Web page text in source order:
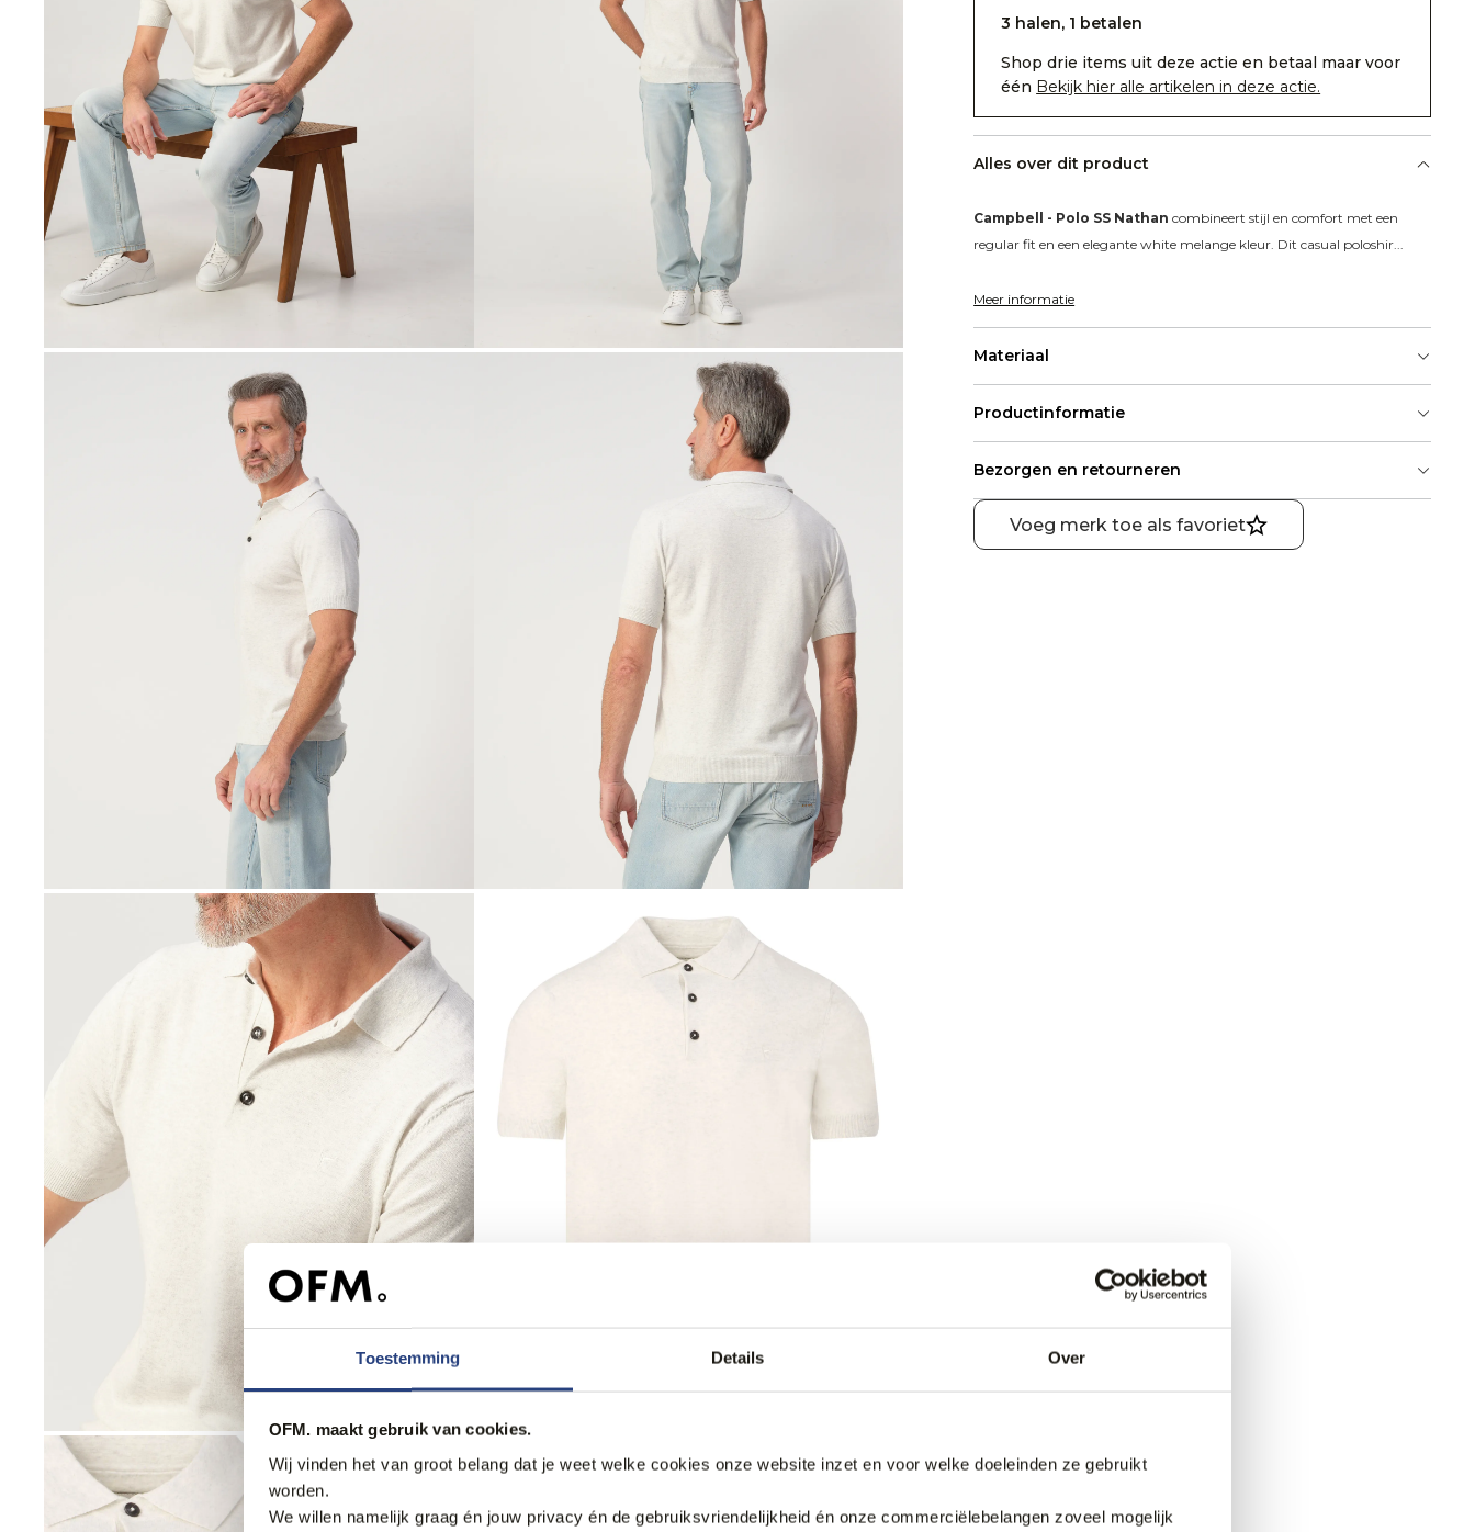
Toestemming Details Over
OFM. maakt gebruik van cookies.
Wij vinden het van groot belang dat je weet welke cookies onze website inzet en voor welke doeleinden ze gebruikt
worden.
We willen namelijk graag én jouw privacy én de gebruiksvriendelijkheid én onze commerciëlebelangen zoveel mogelijk
3 halen, 1 betalen
Shop drie items uit deze actie en betaal maar voor
één Bekijk hier alle artikelen in deze actie.
Alles over dit product
Campbell - Polo SS Nathan combineert stijl en comfort met een
regular fit en een elegante white melange kleur. Dit casual poloshir...
Meer informatie
Materiaal
Productinformatie
Bezorgen en retourneren
Voeg merk toe als favoriet